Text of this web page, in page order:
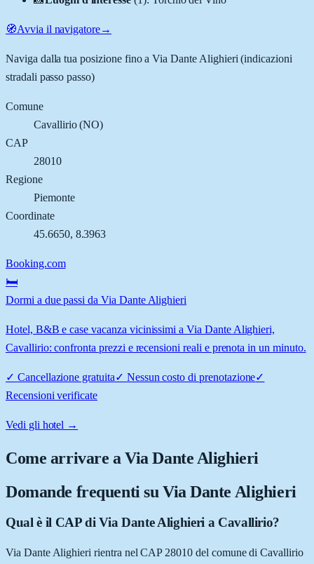
🧭Avvia il navigatore→
Naviga dalla tua posizione fino aVia Dante Alighieri (indicazioni
stradali passo passo)
Comune
Cavallirio(NO)
CAP
28010
Regione
Piemonte
Coordinate
45.6650, 8.3963
Booking.com
🛏️
Dormi a due passi da Via Dante Alighieri
Hotel, B&B e case vacanza vicinissimi a Via Dante Alighieri,
Cavallirio: confronta prezzi e recensioni reali e prenota in un minuto.
✓ Cancellazione gratuita✓ Nessun costo di prenotazione✓
Recensioni verificate
Vedi gli hotel →
Come arrivare aVia Dante Alighieri
Domande frequenti su Via Dante Alighieri
Qual è il CAP di Via Dante Alighieri a Cavallirio?
Via Dante Alighieri rientra nel CAP 28010 del comune di Cavallirio